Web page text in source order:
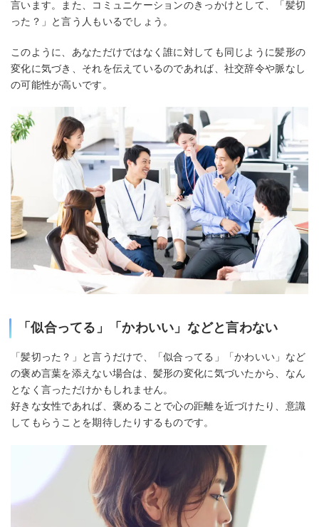
言います。また、コミュニケーションのきっかけとして、「髪切
った？」と言う人もいるでしょう。
このように、あなただけではなく誰に対しても同じように髪形の
変化に気づき、それを伝えているのであれば、社交辞令や脈なし
の可能性が高いです。
「似合ってる」「かわいい」などと言わない
「髪切った？」と言うだけで、「似合ってる」「かわいい」など
の褒め言葉を添えない場合は、髪形の変化に気づいたから、なん
となく言っただけかもしれません。
好きな女性であれば、褒めることで心の距離を近づけたり、意識
してもらうことを期待したりするものです。